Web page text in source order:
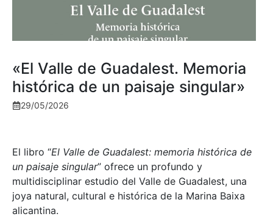
«El Valle de Guadalest. Memoria
histórica de un paisaje singular»
29/05/2026
El libro “El Valle de Guadalest: memoria histórica de
un paisaje singular” ofrece un profundo y
multidisciplinar estudio del Valle de Guadalest, una
joya natural, cultural e histórica de la Marina Baixa
alicantina.